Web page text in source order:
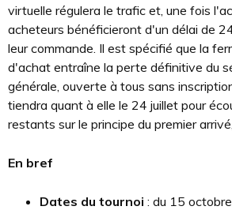
virtuelle régulera le trafic et, une fois
acheteurs bénéficieront d'un délai de
leur commande. Il est spécifié que la
d'achat entraîne la perte définitive du
générale, ouverte à tous sans
tiendra quant à elle le 24 juillet pour
restants sur le principe du premier
En bref
Dates du tournoi : du 15